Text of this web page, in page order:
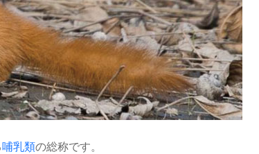
哺乳類の総称です。